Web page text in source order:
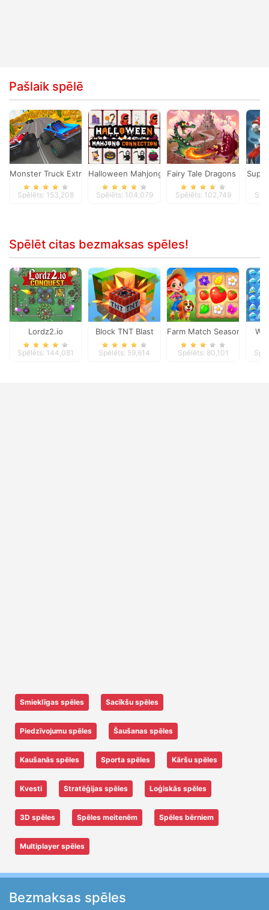
Pašlaik spēlē
Monster Truck Extreme Racing
Spēlēts: 153,208
Halloween Mahjong Connection
Spēlēts: 104,079
Fairy Tale Dragons Memory
Spēlēts: 102,749
Spēlēt citas bezmaksas spēles!
Lordz2.io
Spēlēts: 144,081
Block TNT Blast
Spēlēts: 59,614
Farm Match Seasons
Spēlēts: 80,101
Smieklīgas spēles Sacīkšu spēles
Piedzīvojumu spēles Šaušanas spēles
Kaušanās spēles Sporta spēles Kāršu spēles
Kvesti Stratēģijas spēles Loģiskās spēles
3D spēles Spēles meitenēm Spēles bērniem
Multiplayer spēles
Bezmaksas spēles